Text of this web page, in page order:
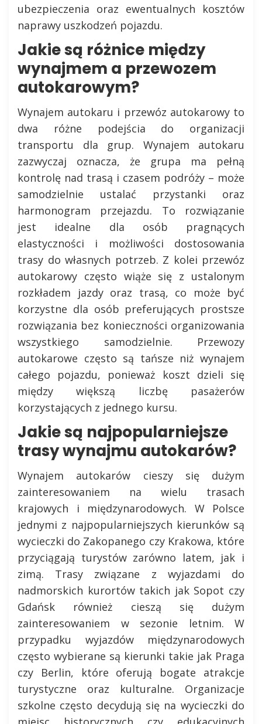
ubezpieczenia oraz ewentualnych kosztów
naprawy uszkodzeń pojazdu.
Jakie są różnice między
wynajmem a przewozem
autokarowym?
Wynajem autokaru i przewóz autokarowy to
dwa różne podejścia do organizacji
transportu dla grup. Wynajem autokaru
zazwyczaj oznacza, że grupa ma pełną
kontrolę nad trasą i czasem podróży – może
samodzielnie ustalać przystanki oraz
harmonogram przejazdu. To rozwiązanie
jest idealne dla osób pragnących
elastyczności i możliwości dostosowania
trasy do własnych potrzeb. Z kolei przewóz
autokarowy często wiąże się z ustalonym
rozkładem jazdy oraz trasą, co może być
korzystne dla osób preferujących prostsze
rozwiązania bez konieczności organizowania
wszystkiego samodzielnie. Przewozy
autokarowe często są tańsze niż wynajem
całego pojazdu, ponieważ koszt dzieli się
między większą liczbę pasażerów
korzystających z jednego kursu.
Jakie są najpopularniejsze
trasy wynajmu autokarów?
Wynajem autokarów cieszy się dużym
zainteresowaniem na wielu trasach
krajowych i międzynarodowych. W Polsce
jednymi z najpopularniejszych kierunków są
wycieczki do Zakopanego czy Krakowa, które
przyciągają turystów zarówno latem, jak i
zimą. Trasy związane z wyjazdami do
nadmorskich kurortów takich jak Sopot czy
Gdańsk również cieszą się dużym
zainteresowaniem w sezonie letnim. W
przypadku wyjazdów międzynarodowych
często wybierane są kierunki takie jak Praga
czy Berlin, które oferują bogate atrakcje
turystyczne oraz kulturalne. Organizacje
szkolne często decydują się na wycieczki do